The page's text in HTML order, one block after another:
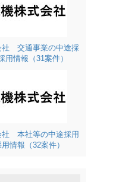
社 交通事業の中途採
用情報（31案件）
社 本社等の中途採用
情報（32案件）